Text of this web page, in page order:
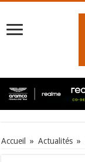
Accueil » Actualités »